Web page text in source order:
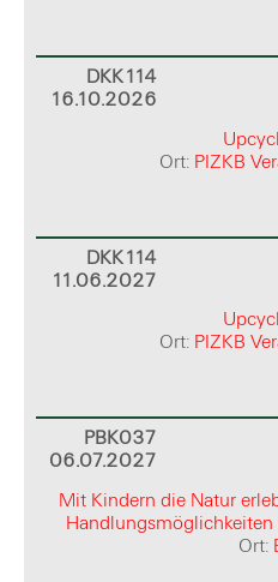
DKK114
16.10.2026
Ort: PIZKB
DKK114
11.06.2027
Ort: PIZKB
PBK037
06.07.2027
Mit Kindern die Natur
Ort: